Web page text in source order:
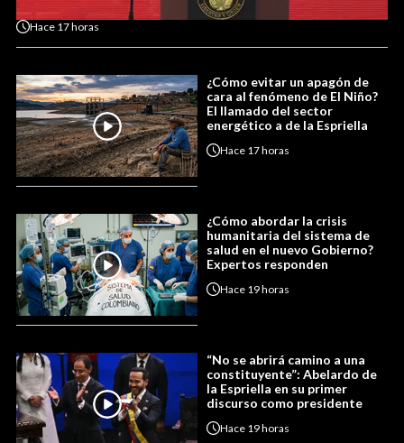
Hace 17 horas
¿Cómo evitar un apagón de
cara al fenómeno de El Niño?
El llamado del sector
energético a de la Espriella
Hace 17 horas
¿Cómo abordar la crisis
humanitaria del sistema de
salud en el nuevo Gobierno?
Expertos responden
Hace 19 horas
“No se abrirá camino a una
constituyente”: Abelardo de
la Espriella en su primer
discurso como presidente
Hace 19 horas